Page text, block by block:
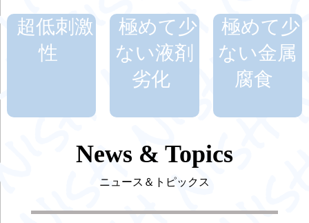
超低刺激
性
極めて少
ない液剤
劣化
極めて少
ない金属
腐食
News & Topics
ニュース＆トピックス